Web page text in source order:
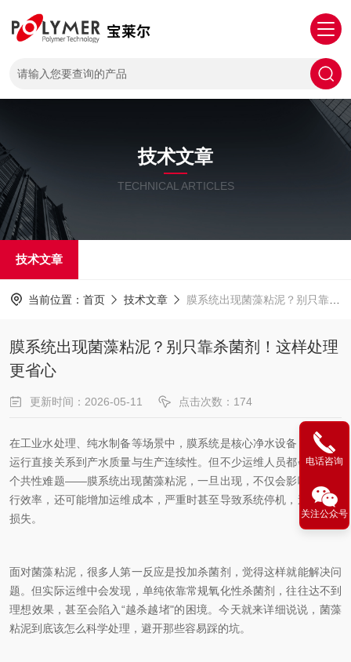
技术文章
TECHNICAL ARTICLES
技术文章
当前位置： 首页 技术文章 膜系统出现菌藻粘泥？别只靠杀菌剂！这样处理更省心
膜系统出现菌藻粘泥？别只靠杀菌剂！这样处理
更省心
更新时间：2026-05-11 点击次数：174
在工业水处理、纯水制备等场景中，膜系统是核心净水设备，其稳定
运行直接关系到产水质量与生产连续性。但不少运维人员都会遇到一
个共性难题——膜系统出现菌藻粘泥，一旦出现，不仅会影响系统运
行效率，还可能增加运维成本，严重时甚至导致系统停机，造成经济
损失。
面对菌藻粘泥，很多人第一反应是投加杀菌剂，觉得这样就能解决问
题。但实际运维中会发现，单纯依靠常规氧化性杀菌剂，往往达不到
理想效果，甚至会陷入“越杀越堵"的困境。今天就来详细说说，菌藻
粘泥到底该怎么科学处理，避开那些容易踩的坑。
电话咨询
关注公众号